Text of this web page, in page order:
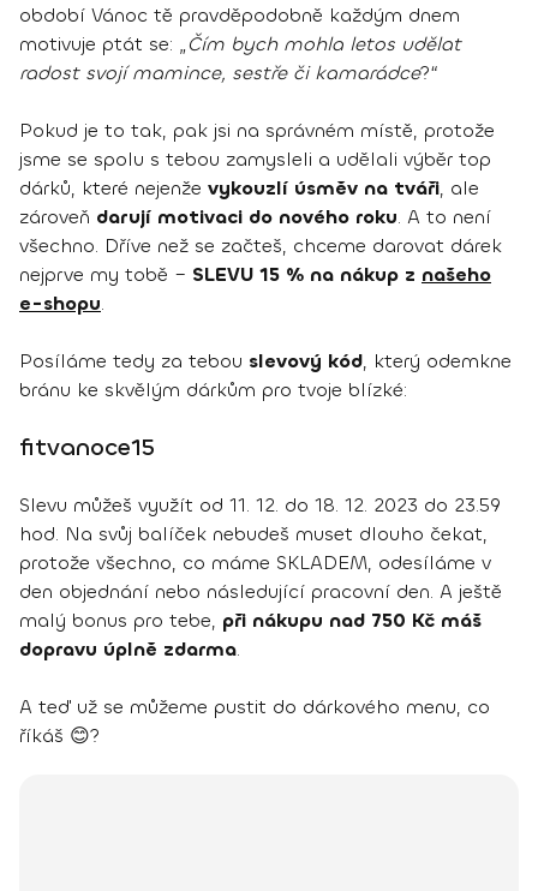
období Vánoc tě pravděpodobně každým dnem
motivuje ptát se: „Čím bych mohla letos udělat
radost svojí mamince, sestře či kamarádce?“
Pokud je to tak, pak jsi na správném místě, protože
jsme se spolu s tebou zamysleli a udělali výběr top
dárků, které nejenže vykouzlí úsměv na tváři, ale
zároveň darují motivaci do nového roku. A to není
všechno. Dříve než se začteš, chceme darovat dárek
nejprve my tobě – SLEVU 15 % na nákup z našeho
e-shopu.
Posíláme tedy za tebou slevový kód, který odemkne
bránu ke skvělým dárkům pro tvoje blízké:
fitvanoce15
Slevu můžeš využít od 11. 12. do 18. 12. 2023 do 23.59
hod. Na svůj balíček nebudeš muset dlouho čekat,
protože všechno, co máme SKLADEM, odesíláme v
den objednání nebo následující pracovní den. A ještě
malý bonus pro tebe, při nákupu nad 750 Kč máš
dopravu úplně zdarma.
A teď už se můžeme pustit do dárkového menu, co
říkáš 😊?